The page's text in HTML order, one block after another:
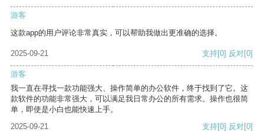
游客
这款app的用户评论非常真实，可以帮助我做出更准确的选择。
2025-09-21 支持[0] 反对[0]
游客
我一直在寻找一款功能强大、操作简单的办公软件，终于找到了它。这
款软件的功能非常强大，可以满足我日常办公的所有需求。操作也很简
单，即使是小白也能快速上手。
2025-09-21
支持[0] 反对[0]